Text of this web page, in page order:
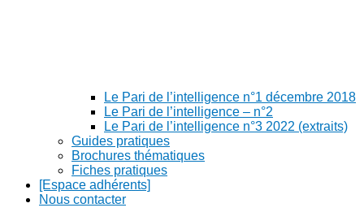
Le Pari de l’intelligence n°1 décembre 2018
Le Pari de l’intelligence – n°2
Le Pari de l’intelligence n°3 2022 (extraits)
Guides pratiques
Brochures thématiques
Fiches pratiques
[Espace adhérents]
Nous contacter